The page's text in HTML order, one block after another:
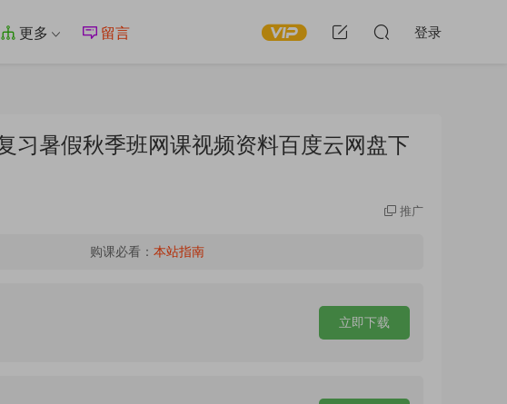
更多 留言 登录
习暑假秋季班网课视频资料百度云网盘下
推广
购课必看： 本站指南
立即下载